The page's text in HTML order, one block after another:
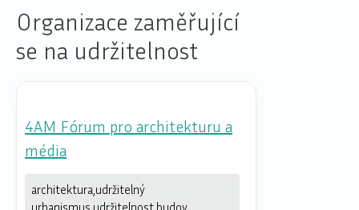
Organizace zaměřující
se na udržitelnost
4AM Fórum pro architekturu a
média
architektura,udržitelný
urbanismus,udržitelnost budov